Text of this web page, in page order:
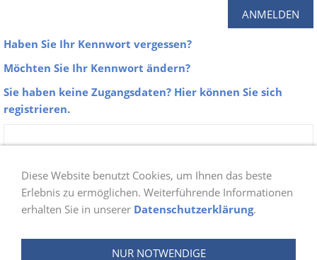
Haben Sie Ihr Kennwort vergessen?
Möchten Sie Ihr Kennwort ändern?
Sie haben keine Zugangsdaten? Hier können Sie sich
registrieren.
Zu unseren Galerien erhalten nur Aktive
Mitglieder der Abteilung Schwimmen Zugang.
Sobald du dich bei uns angemeldet hast, prüfen
wir ob du berechtigt bist und schalten danach
deinen Login frei. Die Freischaltung wird ein bis
zwei Tage in Anspruch nehmen.
Diese Website benutzt Cookies, um Ihnen das beste
Erlebnis zu ermöglichen. Weiterführende Informationen
erhalten Sie in unserer Datenschutzerklärung.
NUR NOTWENDIGE